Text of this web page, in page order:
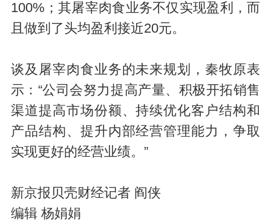
100%；其屠宰肉食业务不仅实现盈利，而
且做到了头均盈利接近20元。
谈及屠宰肉食业务的未来规划，秦牧原表
示：“公司会努力提高产量、积极开拓销售
渠道提高市场份额、持续优化客户结构和
产品结构、提升内部经营管理能力，争取
实现更好的经营业绩。”
新京报贝壳财经记者 阎侠
编辑 杨娟娟